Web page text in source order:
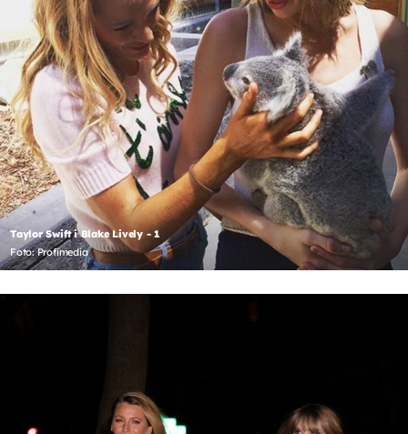
Taylor Swift i Blake Lively - 1
Foto: Profimedia